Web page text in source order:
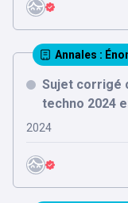
Annales :
Sujet corrigé
techno 2024
2024